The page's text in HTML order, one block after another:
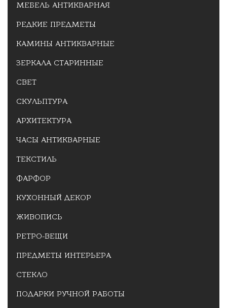
МЕБЕЛЬ АНТИКВАРНАЯ
РЕДКИЕ ПРЕДМЕТЫ
КАМИНЫ АНТИКВАРНЫЕ
ЗЕРКАЛА СТАРИННЫЕ
СВЕТ
СКУЛЬПТУРА
АРХИТЕКТУРА
ЧАСЫ АНТИКВАРНЫЕ
ТЕКСТИЛЬ
ФАРФОР
КУХОННЫЙ ДЕКОР
ЖИВОПИСЬ
РЕТРО-ВЕЩИ
ПРЕДМЕТЫ ИНТЕРЬЕРА
СТЕКЛО
ПОДАРКИ РУЧНОЙ РАБОТЫ